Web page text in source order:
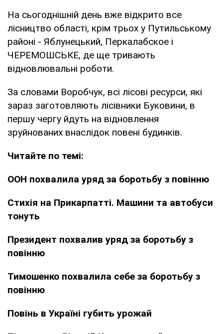
На сьогоднішній день вже відкрито все
лісництво області, крім трьох у Путильському
районі - Яблунецький, Перкалабское і
ЧЕРЕМОШСЬКЕ, де ще тривають
відновлювальні роботи.
За словами Воробчук, всі лісові ресурси, які
зараз заготовляють лісівники Буковини, в
першу чергу йдуть на відновлення
зруйнованих внаслідок повені будинків.
Читайте по темі:
ООН похвалила уряд за боротьбу з повінню
Стихія на Прикарпатті. Машини та автобуси
тонуть
Президент похвалив уряд за боротьбу з
повінню
Тимошенко похвалила себе за боротьбу з
повінню
Повінь в Україні губить урожай